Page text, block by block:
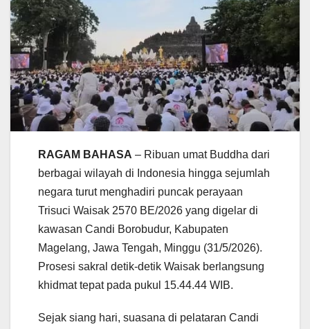
RAGAM BAHASA – Ribuan umat Buddha dari
berbagai wilayah di Indonesia hingga sejumlah
negara turut menghadiri puncak perayaan
Trisuci Waisak 2570 BE/2026 yang digelar di
kawasan Candi Borobudur, Kabupaten
Magelang, Jawa Tengah, Minggu (31/5/2026).
Prosesi sakral detik-detik Waisak berlangsung
khidmat tepat pada pukul 15.44.44 WIB.
Sejak siang hari, suasana di pelataran Candi